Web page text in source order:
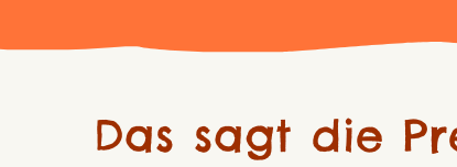
Das sagt die